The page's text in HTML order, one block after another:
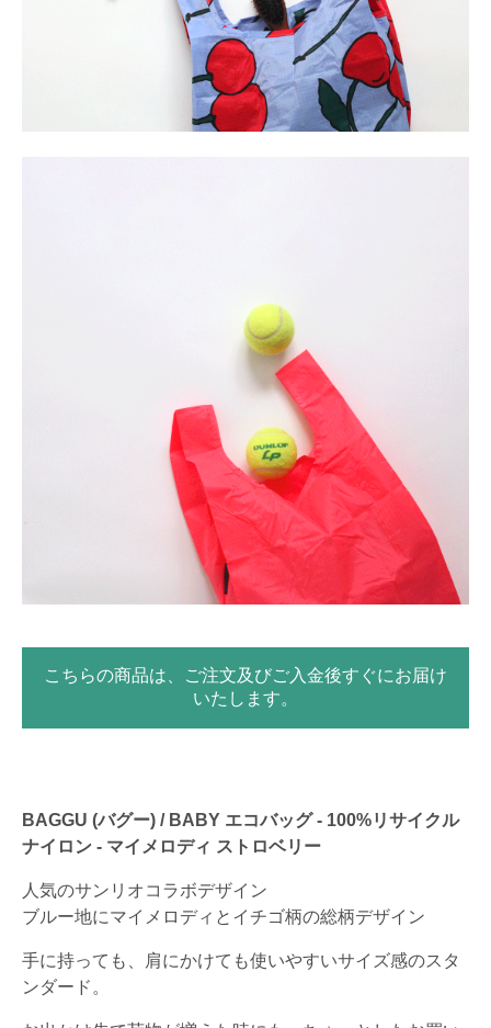
こちらの商品は、ご注文及びご入金後すぐにお届け
いたします。
BAGGU (バグー) / BABY エコバッグ - 100%リサイクル
ナイロン - マイメロディ ストロベリー
人気のサンリオコラボデザイン
ブルー地にマイメロディとイチゴ柄の総柄デザイン
手に持っても、肩にかけても使いやすいサイズ感のスタ
ンダード。